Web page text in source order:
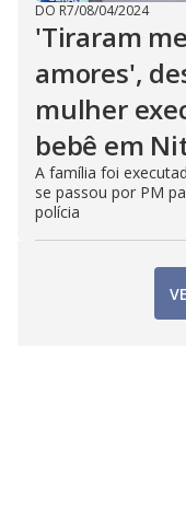
DO R7/08/04/2024
'Tiraram
amores',
mulher
bebê em
A família foi
se passou por PM
polícia